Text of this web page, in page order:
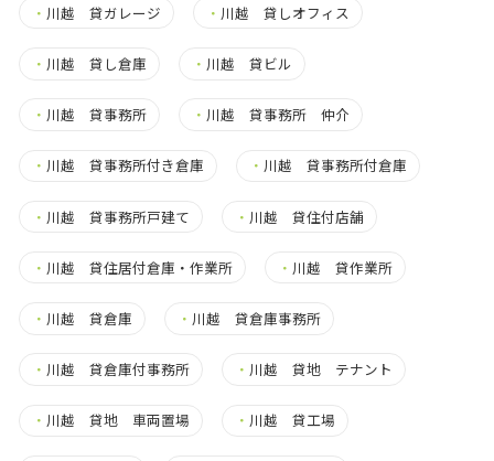
・ 川越 貸ガレージ ・ 川越 貸しオフィス
・ 川越 貸し倉庫 ・ 川越 貸ビル
・ 川越 貸事務所 ・ 川越 貸事務所 仲介
・ 川越 貸事務所付き倉庫 ・ 川越 貸事務所付倉庫
・ 川越 貸事務所戸建て ・ 川越 貸住付店舗
・ 川越 貸住居付倉庫・作業所 ・ 川越 貸作業所
・ 川越 貸倉庫 ・ 川越 貸倉庫事務所
・ 川越 貸倉庫付事務所 ・ 川越 貸地 テナント
・ 川越 貸地 車両置場 ・ 川越 貸工場